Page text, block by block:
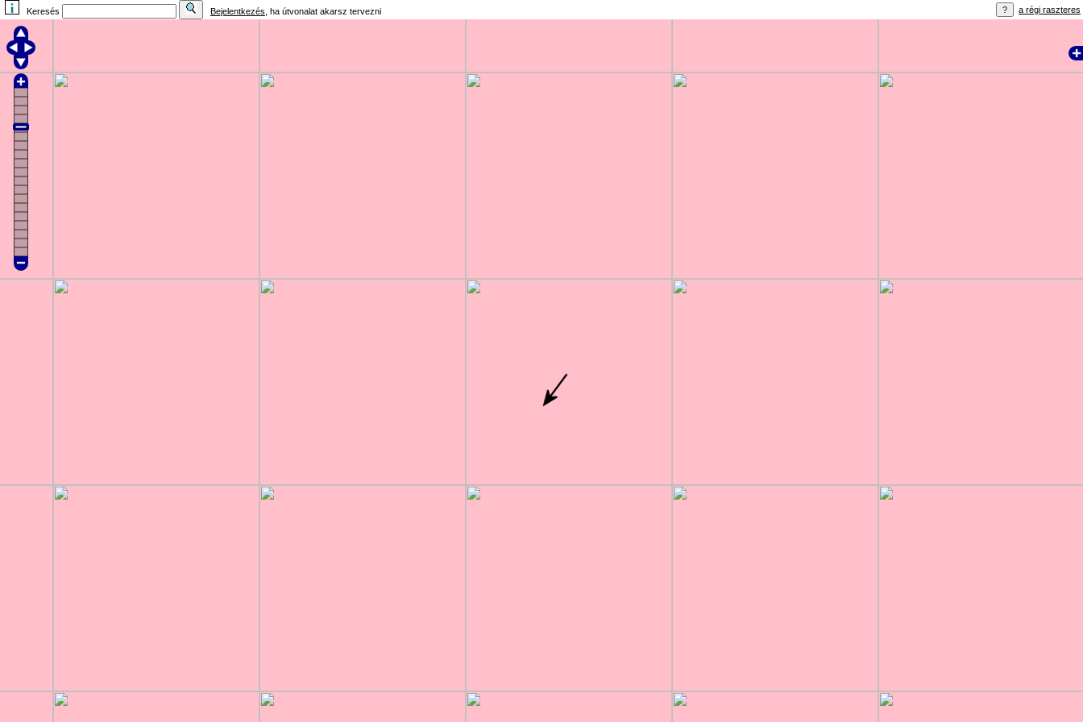
Keresés Bejelentkezés , ha útvonalat akarsz tervezni a régi raszteres